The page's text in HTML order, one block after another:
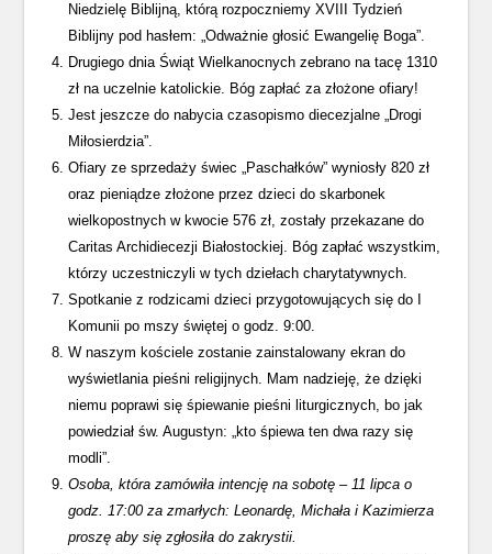
Niedzielę Biblijną, którą rozpoczniemy XVIII Tydzień
Biblijny pod hasłem: „Odważnie głosić Ewangelię Boga”.
Drugiego dnia Świąt Wielkanocnych zebrano na tacę 1310
zł na uczelnie katolickie. Bóg zapłać za złożone ofiary!
Jest jeszcze do nabycia czasopismo diecezjalne „Drogi
Miłosierdzia”.
Ofiary ze sprzedaży świec „Paschałków” wyniosły 820 zł
oraz pieniądze złożone przez dzieci do skarbonek
wielkopostnych w kwocie 576 zł, zostały przekazane do
Caritas Archidiecezji Białostockiej. Bóg zapłać wszystkim,
którzy uczestniczyli w tych dziełach charytatywnych.
Spotkanie z rodzicami dzieci przygotowujących się do I
Komunii po mszy świętej o godz. 9:00.
W naszym kościele zostanie zainstalowany ekran do
wyświetlania pieśni religijnych. Mam nadzieję, że dzięki
niemu poprawi się śpiewanie pieśni liturgicznych, bo jak
powiedział św. Augustyn: „kto śpiewa ten dwa razy się
modli”.
Osoba, która zamówiła intencję na sobotę – 11 lipca o
godz. 17:00 za zmarłych: Leonardę, Michała i Kazimierza
proszę aby się zgłosiła do zakrystii.